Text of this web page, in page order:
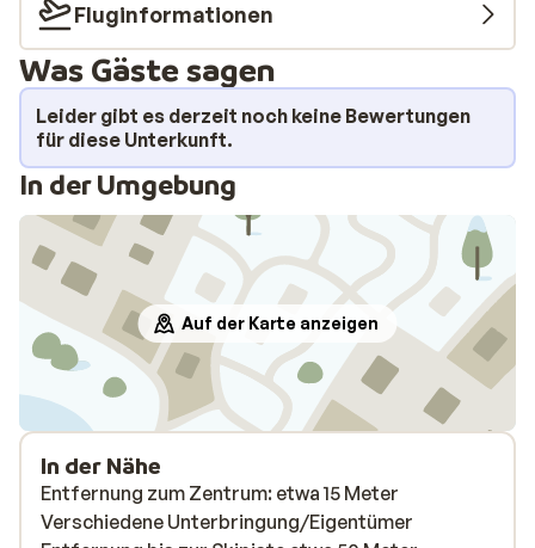
Fluginformationen
Was Gäste sagen
Leider gibt es derzeit noch keine Bewertungen
für diese Unterkunft.
In der Umgebung
Auf der Karte anzeigen
In der Nähe
Entfernung zum Zentrum: etwa 15 Meter
Verschiedene Unterbringung/Eigentümer